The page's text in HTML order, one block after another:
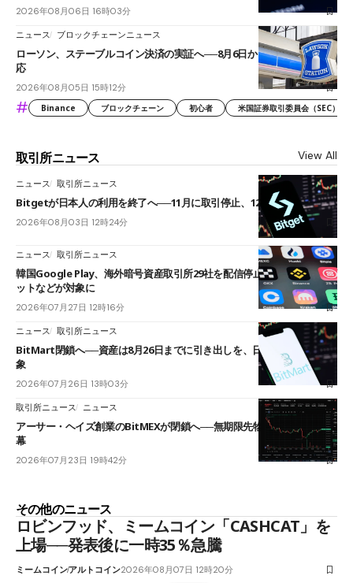
2026年08月06日 16時03分
ニュース ブロックチェーンニュース
ローソン、ステーブルコイン決済の実証へ──8月6日からJPYCやUSDC対
応
2026年08月05日 15時12分
# Binance ブロックチェーン 初心者 米国証券取引委員会（SEC）
取引所ニュース View All
ニュース 取引所ニュース
Bitgetが日本人の利用を終了へ──11月に取引停止、12月末に強制決済
2026年08月03日 12時24分
ニュース 取引所ニュース
韓国Google Play、海外暗号資産取引所29社を配信停止──OKXやバイビ
ットなどが対象に
2026年07月27日 12時16分
ニュース 取引所ニュース
BitMart閉鎖へ──資産は8月26日までに引き出しを、日本人利用者も対
象
2026年07月26日 13時03分
取引所ニュース ニュース
アーサー・ヘイズ創業のBitMEXが閉鎖へ──無期限先物を生んだ11年に
幕
2026年07月23日 19時42分
その他のニュース
ロビンフッド、ミームコイン「CASHCAT」を
上場──発表後に一時35％急騰
ミームコインアルトコイン2026年08月07日 12時20分